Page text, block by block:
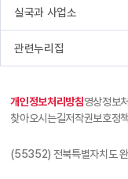
실국과 사업소
관련누리집
개인정보처리방침영상정보
찾아오시는길저작권보호정책
(55352) 전북특별자치도 완